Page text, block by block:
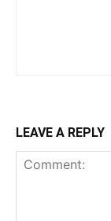
LEAVE A REPLY